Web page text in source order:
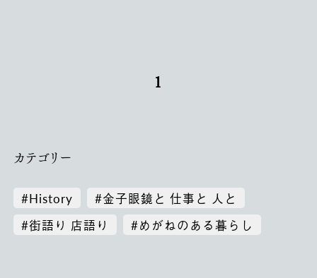
1
カテゴリー
#History
#金子眼鏡と 仕事と 人と
#街語り 店語り
#めがねのある暮らし